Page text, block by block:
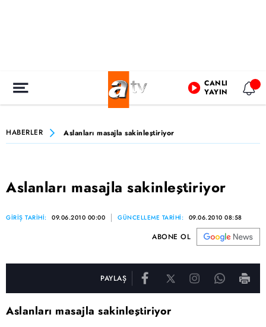
CANLI
YAYIN
HABERLER Aslanları masajla sakinleştiriyor
Aslanları masajla sakinleştiriyor
GİRİŞ TARİHİ: 09.06.2010 00:00 GÜNCELLEME TARİHİ: 09.06.2010 08:58
ABONE OL
PAYLAŞ
Aslanları masajla sakinleştiriyor